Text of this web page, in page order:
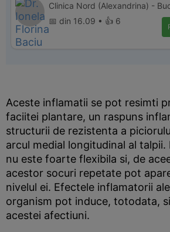
Clinica Nord (Alexandrina) -
📅 din 16.09 • 👍 6
Aceste inflamatii se pot resimti
faciitei plantare, un raspuns
structurii de rezistenta a
arcul medial longitudinal al talpii.
nu este foarte flexibila si, de
acestor socuri repetate pot
nivelul ei. Efectele inflamatorii
organism pot induce, totodata,
acestei afectiuni.